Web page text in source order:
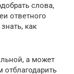
слова,
ответного
как
а может